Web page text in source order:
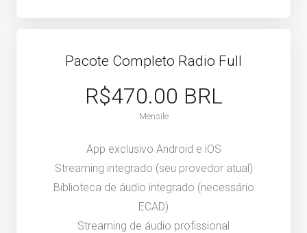
Pacote Completo Radio Full
R$470.00 BRL
Mensile
App exclusivo Android e iOS
Streaming integrado (seu provedor atual)
Biblioteca de áudio integrado (necessário
ECAD)
Streaming de áudio profissional